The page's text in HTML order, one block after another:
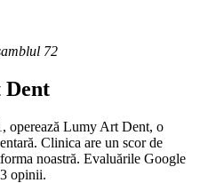
72
operează Lumy Art Dent, o
Clinica are un scor de
noastră. Evaluările Google
opinii.